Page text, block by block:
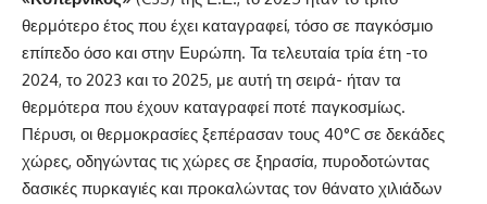
θερμότερο έτος που έχει καταγραφεί, τόσο σε παγκόσμιο
επίπεδο όσο και στην Ευρώπη. Τα τελευταία τρία έτη -το
2024, το 2023 και το 2025, με αυτή τη σειρά- ήταν τα
θερμότερα που έχουν καταγραφεί ποτέ παγκοσμίως.
Πέρυσι, οι θερμοκρασίες ξεπέρασαν τους 40°C σε δεκάδες
χώρες, οδηγώντας τις χώρες σε ξηρασία, πυροδοτώντας
δασικές πυρκαγιές και προκαλώντας τον θάνατο χιλιάδων